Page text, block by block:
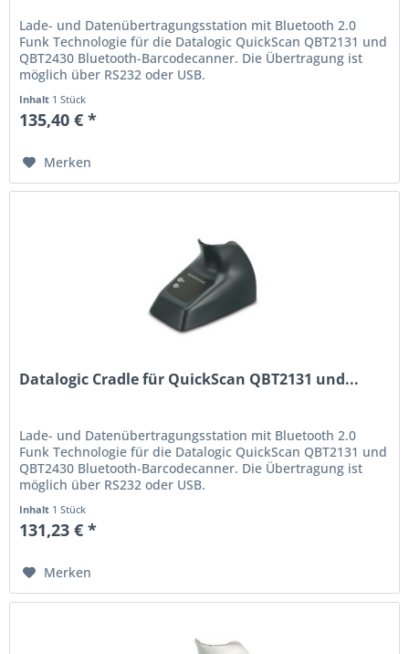
Lade- und Datenübertragungsstation mit Bluetooth 2.0
Funk Technologie für die Datalogic QuickScan QBT2131 und
QBT2430 Bluetooth-Barcodecanner. Die Übertragung ist
möglich über RS232 oder USB.
Inhalt 1 Stück
135,40 € *
Merken
Datalogic Cradle für QuickScan QBT2131 und...
Lade- und Datenübertragungsstation mit Bluetooth 2.0
Funk Technologie für die Datalogic QuickScan QBT2131 und
QBT2430 Bluetooth-Barcodecanner. Die Übertragung ist
möglich über RS232 oder USB.
Inhalt 1 Stück
131,23 € *
Merken